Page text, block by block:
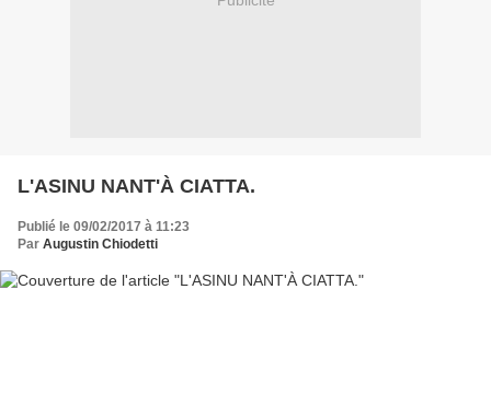
L'ASINU NANT'À CIATTA.
Publié le 09/02/2017 à 11:23
Par Augustin Chiodetti